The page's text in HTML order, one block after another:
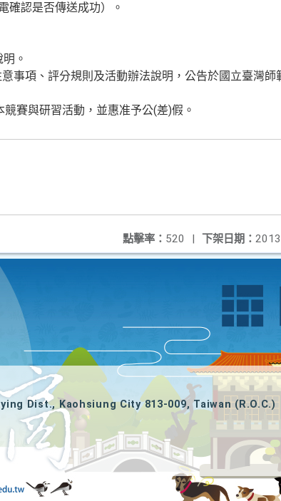
確認是否傳送成功）。
。
項、評分規則及活動辦法說明，公告於國立臺灣師
賽與研習活動，並惠准予公(差)假。
下架日期：
點擊率： 520 |
Dist., Kaohsiung City 813-009, Taiwan (R.O.C.)